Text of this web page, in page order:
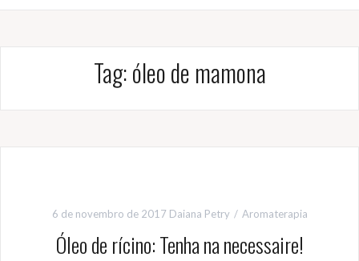
Tag:óleo de mamona
6 de novembro de 2017 Daiana Petry Aromaterapia
Óleo de rícino: Tenha na necessaire!